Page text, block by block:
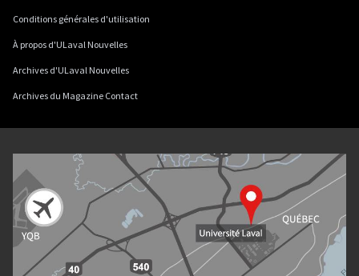
Conditions générales d'utilisation
À propos d'ULaval Nouvelles
Archives d'ULaval Nouvelles
Archives du Magazine Contact